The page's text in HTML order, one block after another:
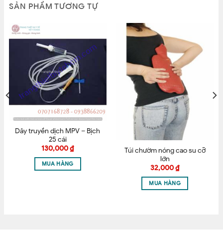
CAM KẾT BÁN HÀNG CHÍNH HẴNG – HÌNH CHÍNH
SHOP CHỤP THẬT 100%
Tên*
Email*
Lưu tên của tôi, email, và trang web trong trình
duyệt này cho lần bình luận kế tiếp của tôi.
SẢN PHẨM TƯƠNG TỰ
Dây truyền dịch MPV – Bịch
25 cái
130,000₫
MUA HÀNG
Túi chườm nóng cao su cỡ
lớn
32,000₫
MUA HÀNG